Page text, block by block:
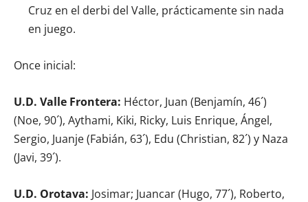
Cruz en el derbi del Valle, prácticamente sin nada
en juego.
Once inicial:
U.D. Valle Frontera: Héctor, Juan (Benjamín, 46´)
(Noe, 90´), Aythami, Kiki, Ricky, Luis Enrique, Ángel,
Sergio, Juanje (Fabián, 63´), Edu (Christian, 82´) y Naza
(Javi, 39´).
U.D. Orotava: Josimar; Juancar (Hugo, 77´), Roberto,